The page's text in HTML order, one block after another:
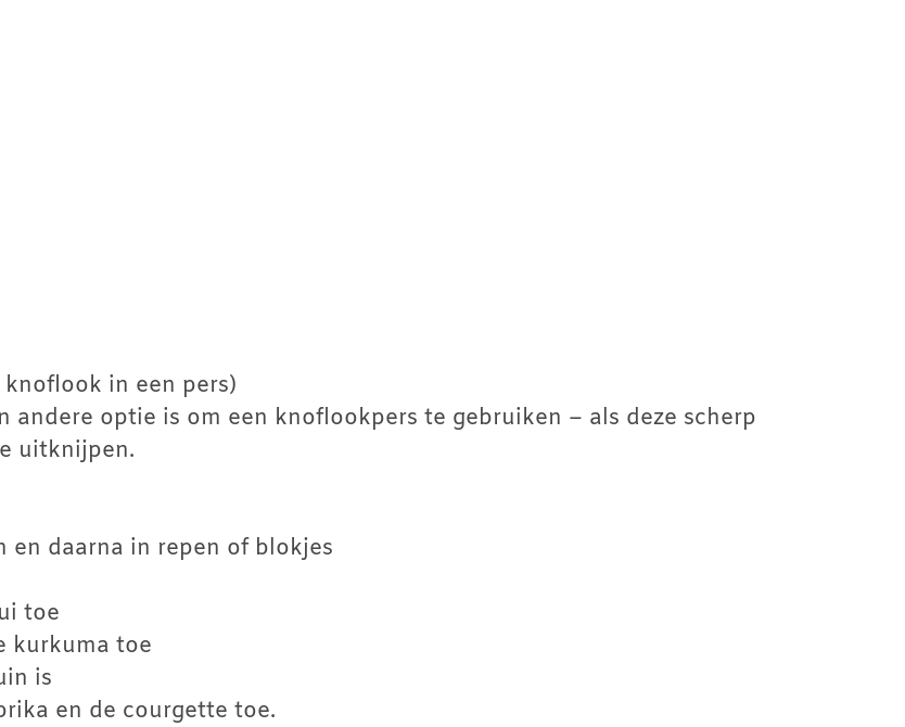
in een pers)
andere optie is om een knoflookpers te gebruiken – als deze scherp
uitknijpen.
en daarna in repen of blokjes
toe
kurkuma toe
is
en de courgette toe.